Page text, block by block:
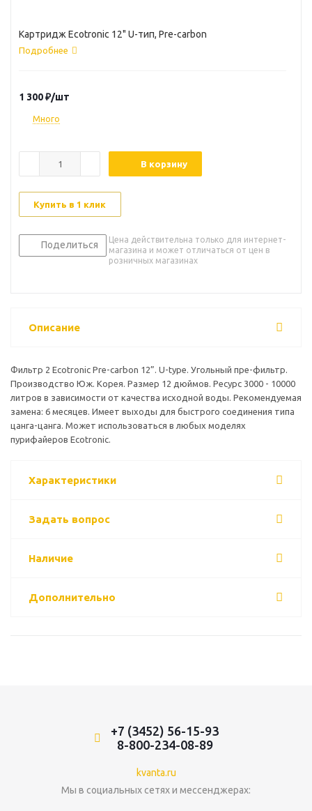
Картридж Ecotronic 12" U-тип, Pre-carbon
Подробнее
1 300₽/шт
Много
В корзину
Купить в 1 клик
Поделиться
Цена действительна только для интернет-
магазина и может отличаться от цен в
розничных магазинах
Описание
Фильтр 2 Ecotronic Pre-carbon 12”. U-type. Угольный пре-фильтр.
Производство Юж. Корея. Размер 12 дюймов. Ресурс 3000 - 10000
литров в зависимости от качества исходной воды. Рекомендуемая
замена: 6 месяцев. Имеет выходы для быстрого соединения типа
цанга-цанга. Может использоваться в любых моделях
пурифайеров Ecotronic.
Характеристики
Задать вопрос
Наличие
Дополнительно
+7 (3452) 56-15-93
8-800-234-08-89
kvanta.ru
Мы в социальных сетях и мессенджерах: